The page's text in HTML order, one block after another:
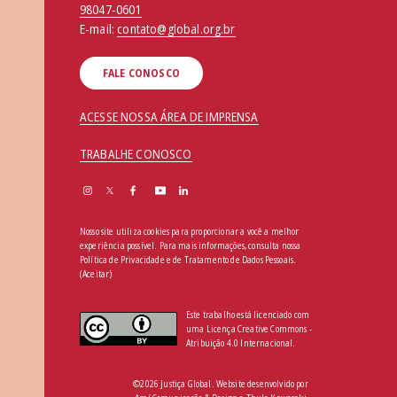
98047-0601
E-mail:contato@global.org.br
FALE CONOSCO
ACESSE NOSSA ÁREA DE IMPRENSA
TRABALHE CONOSCO
Nosso site utiliza cookies para proporcionar a você a melhor
experiência possível. Para mais informações, consulta nossa
Política de Privacidade e de Tratamento de Dados Pessoais.
(Aceitar)
Este trabalho está licenciado com
uma Licença Creative Commons -
Atribuição 4.0 Internacional.
©2026 Justiça Global. Website desenvolvido por